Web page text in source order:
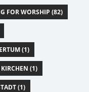
FOR WORSHIP (82)
(1)
(1)
(1)